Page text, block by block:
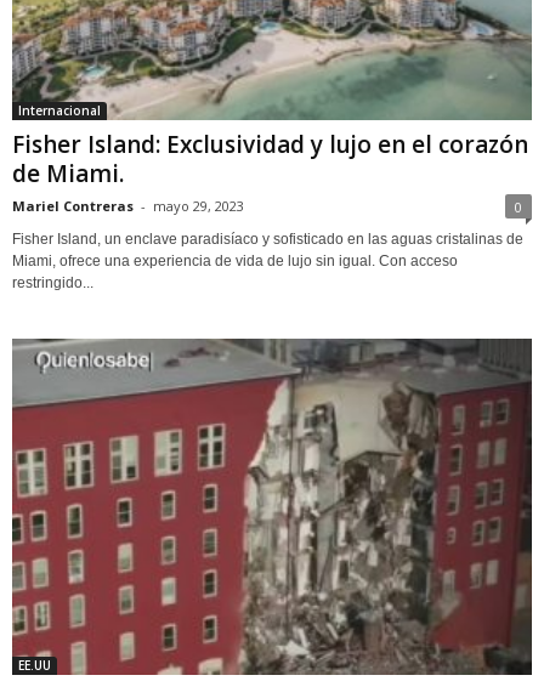
Internacional
Fisher Island: Exclusividad y lujo en el corazón
de Miami.
Mariel Contreras - mayo 29, 2023 0
Fisher Island, un enclave paradisíaco y sofisticado en las aguas cristalinas de
Miami, ofrece una experiencia de vida de lujo sin igual. Con acceso
restringido...
EE.UU